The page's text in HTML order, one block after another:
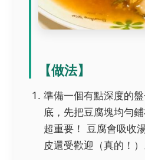
【做法】
準備一個有點深度的
底，先把豆腐塊均勻鋪
超重要！ 豆腐會吸收
皮還受歡迎（真的！）